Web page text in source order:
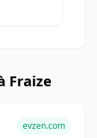
Fraize
evzen.com